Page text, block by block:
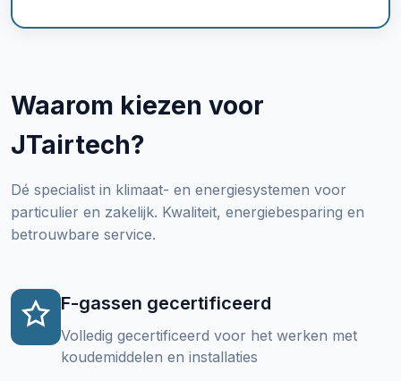
Waarom kiezen voor
JTairtech?
Dé specialist in klimaat- en energiesystemen voor
particulier en zakelijk. Kwaliteit, energiebesparing en
betrouwbare service.
F-gassen gecertificeerd
Volledig gecertificeerd voor het werken met
koudemiddelen en installaties